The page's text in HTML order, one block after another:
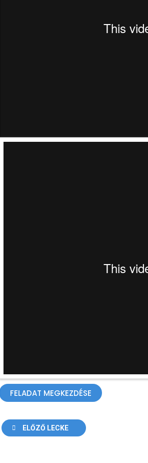
ELŐZŐ LECKE